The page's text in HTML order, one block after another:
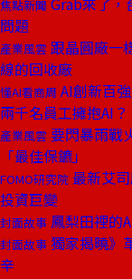
焦點新聞
問題
產業風雲 跟晶圓廠一
線的回收廠
懂AI看商周 AI創新百
兩千名員工擁抱AI？
產業風雲 要閃暴雨戰
「最佳保鑣」
FOMO研究院 最新艾
投資巨變
封面故事 鳳梨田裡的
封面故事 獨家揭曉》
辛